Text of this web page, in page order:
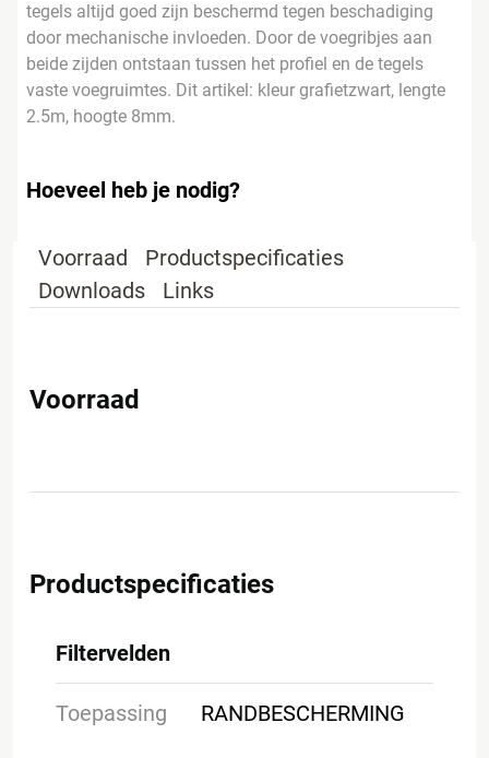
tegels altijd goed zijn beschermd tegen beschadiging
door mechanische invloeden. Door de voegribjes aan
beide zijden ontstaan tussen het profiel en de tegels
vaste voegruimtes. Dit artikel: kleur grafietzwart, lengte
2.5m, hoogte 8mm.
Hoeveel heb je nodig?
Voorraad
Productspecificaties
Downloads
Links
Voorraad
Productspecificaties
Filtervelden
Toepassing RANDBESCHERMING